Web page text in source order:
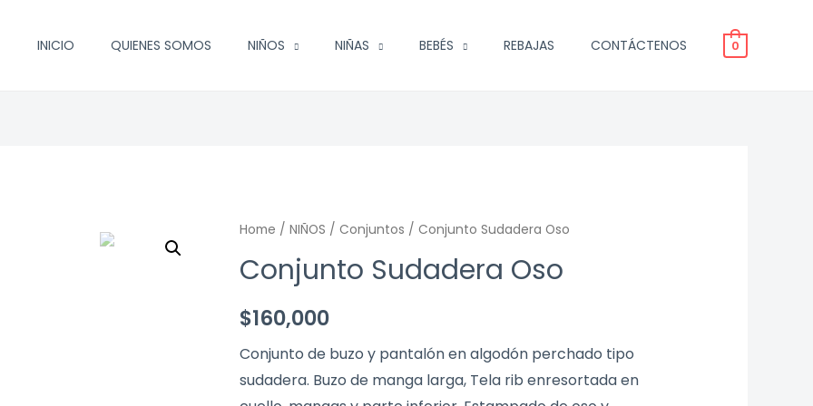
INICIO QUIENES SOMOS NIÑOS NIÑAS BEBÉS REBAJAS CONTÁCTENOS 0
Home / NIÑOS / Conjuntos / Conjunto Sudadera Oso
Conjunto Sudadera Oso
$160,000
Conjunto de buzo y pantalón en algodón perchado tipo
sudadera. Buzo de manga larga, Tela rib enresortada en